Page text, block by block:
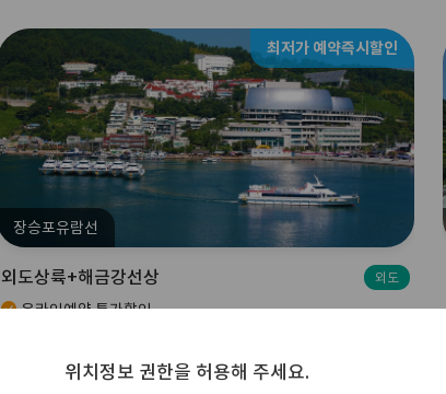
최저가 예약즉시할인
장승포유람선
외도상륙+해금강선상 외도
온라인예약 특가할인
장승포항에서 출발하는 외도보타니아 + 해금강 선상관광 여행! 외도보타니
아와 한려수도의 해금강, 십자동굴 등의 기암절경을 감상하세요.
위치정보 권한을 허용해 주세요.